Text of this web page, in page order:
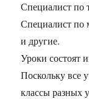
Специалист по
Специалист по
и другие.
Уроки состоят
Поскольку все
классы разных